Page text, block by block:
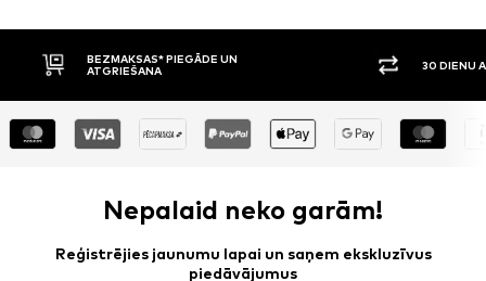
BEZMAKSAS* PIEGĀDE UN
ATGRIEŠANA
30 DIENU
Nepalaid neko garām!
Reģistrējies jaunumu lapai un saņem ekskluzīvus
piedāvājumus